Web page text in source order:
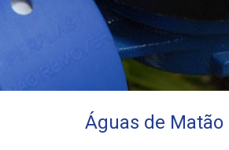
Águas de